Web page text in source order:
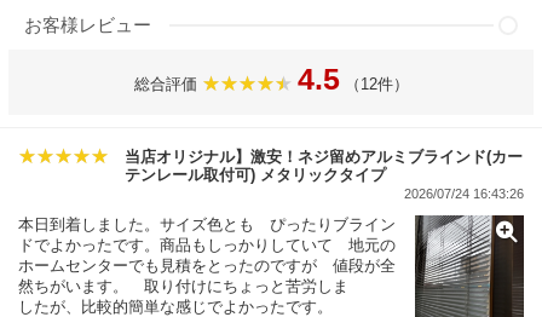
お客様レビュー
総合評価 4.5 （12件）
当店オリジナル】激安！ネジ留めアルミブラインド(カー
テンレール取付可) メタリックタイプ
2026/07/24 16:43:26
本日到着しました。サイズ色とも ぴったりブライン
ドでよかったです。商品もしっかりしていて 地元の
ホームセンターでも見積をとったのですが 値段が全
然ちがいます。 取り付けにちょっと苦労しま
したが、比較的簡単な感じでよかったです。